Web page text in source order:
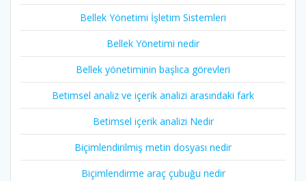
Bellek Yönetimi İşletim Sistemleri
Bellek Yönetimi nedir
Bellek yönetiminin başlıca görevleri
Betimsel analiz ve içerik analizi arasındaki fark
Betimsel içerik analizi Nedir
Biçimlendirilmiş metin dosyası nedir
Biçimlendirme araç çubuğu nedir